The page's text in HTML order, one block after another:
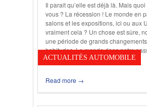
Il parait qu’elle est déjà là. Mais
vous ? La récession ! Le monde en
salons et les expositions, ici ou aux
vraiment cela ? Un chose est sûre,
une période de grands
habitudes. Le monde dans notre
les têtes sont de plus en […]
Read more →
ACTUALITÉS AUTOMOBILE